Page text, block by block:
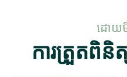
ដោយមិ
ការត្រួតពិនិ